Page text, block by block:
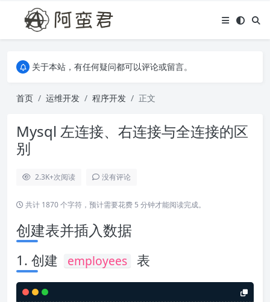
关于本站，有任何疑问都可以评论或留言。
关于本站，有任何疑问都可以评论或留言。
首页
运维开发 程序开发 正文
Mysql 左连接、右连接与全连接的区
别
2.3K+次阅读 没有评论
共计 1870 个字符，预计需要花费 5 分钟才能阅读完成。
创建表并插入数据
1. 创建 employees 表